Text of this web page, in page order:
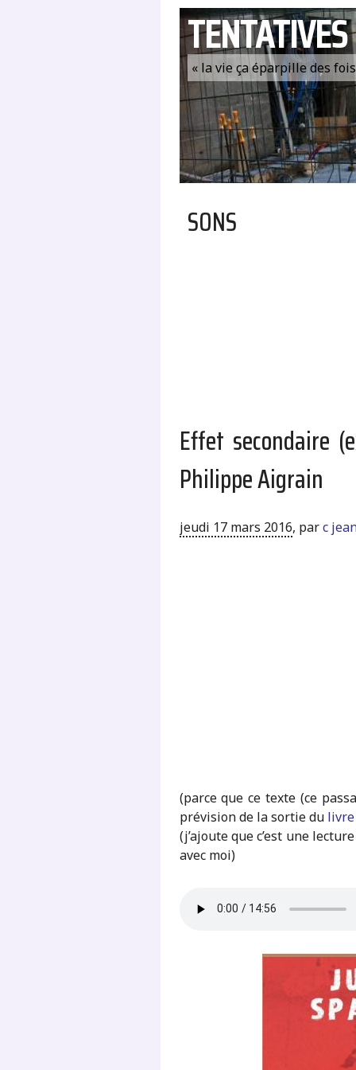
TENTATIVES
« la vie ça éparpille des
SONS
Effet secondaire
Philippe Aigrain
jeudi 17 mars 2016, parc
(parce que ce texte (ce
prévision de la sortie du
(j’ajoute que c’est une
avec moi)